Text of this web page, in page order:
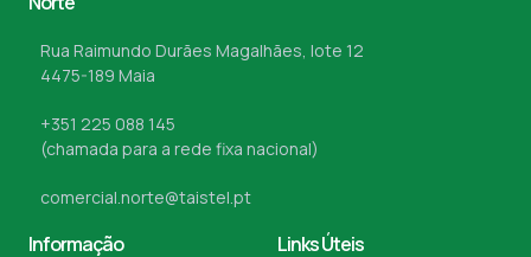
Rua Raimundo Durães Magalhães, lote 12
4475-189 Maia
+351 225 088 145
(chamada para a rede fixa nacional)
comercial.norte@taistel.pt
Informação Links Úteis